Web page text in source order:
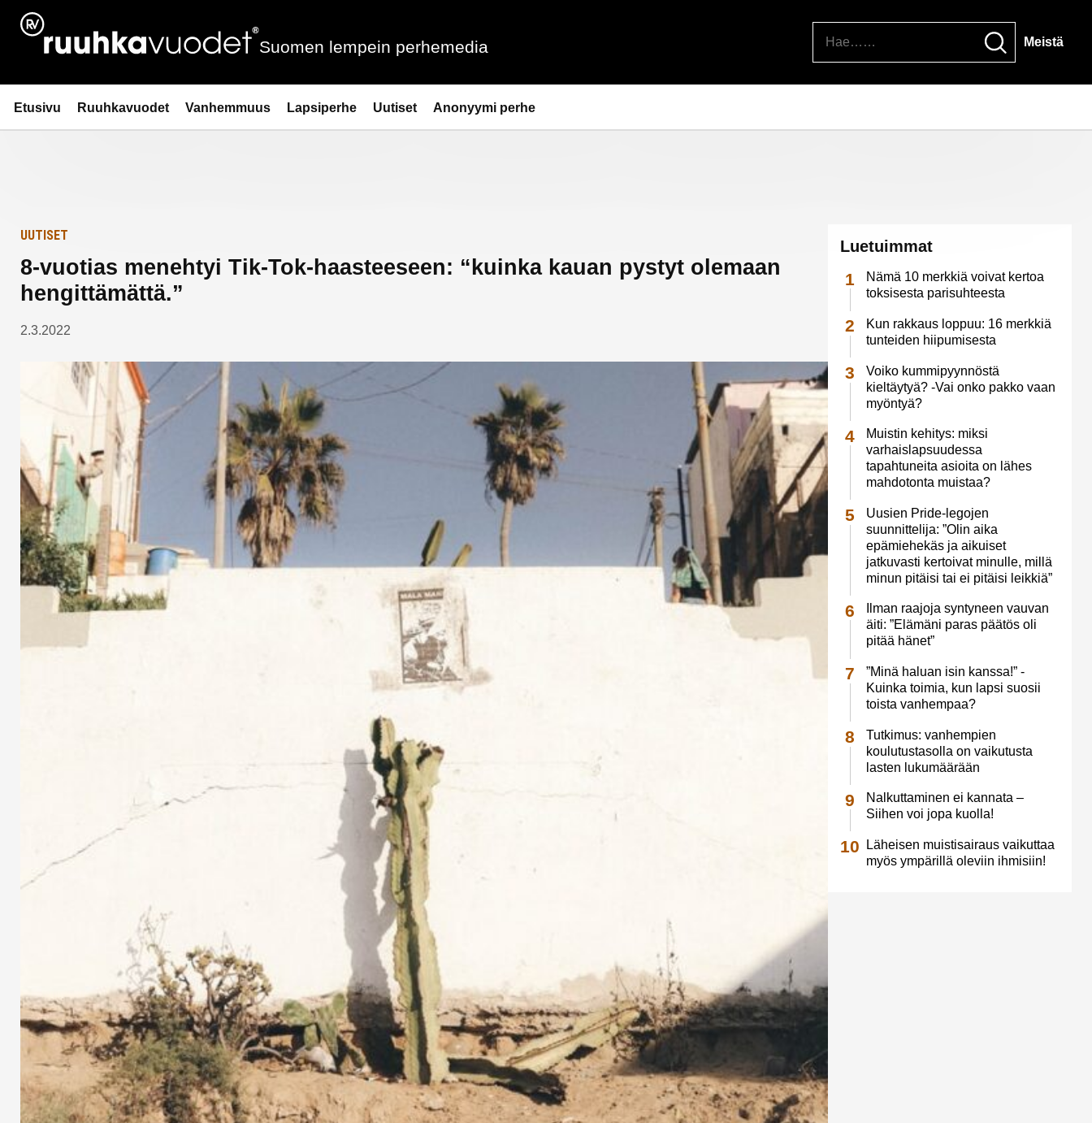
Siirry
sisältöön
Ruuhkavuodet.fi
Suomen lempein perhemedia Meistä
Etusivu Ruuhkavuodet Vanhemmuus Lapsiperhe Uutiset Anonyymi perhe
Etusivulle
UUTISET
8-vuotias menehtyi Tik-Tok-haasteeseen: “kuinka kauan pystyt olemaan
hengittämättä.”
2.3.2022
Luetuimmat
Nämä 10 merkkiä voivat kertoa
toksisesta parisuhteesta
Kun rakkaus loppuu: 16 merkkiä
tunteiden hiipumisesta
Voiko kummipyynnöstä
kieltäytyä? -Vai onko pakko vaan
myöntyä?
Muistin kehitys: miksi
varhaislapsuudessa
tapahtuneita asioita on lähes
mahdotonta muistaa?
Uusien Pride-legojen
suunnittelija: ”Olin aika
epämiehekäs ja aikuiset
jatkuvasti kertoivat minulle, millä
minun pitäisi tai ei pitäisi leikkiä”
Ilman raajoja syntyneen vauvan
äiti: ”Elämäni paras päätös oli
pitää hänet”
”Minä haluan isin kanssa!” -
Kuinka toimia, kun lapsi suosii
toista vanhempaa?
Tutkimus: vanhempien
koulutustasolla on vaikutusta
lasten lukumäärään
Nalkuttaminen ei kannata –
Siihen voi jopa kuolla!
Läheisen muistisairaus vaikuttaa
myös ympärillä oleviin ihmisiin!